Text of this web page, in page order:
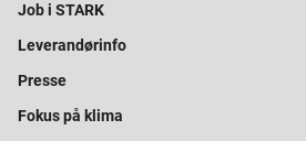
Job i STARK
Leverandørinfo
Presse
Fokus på klima